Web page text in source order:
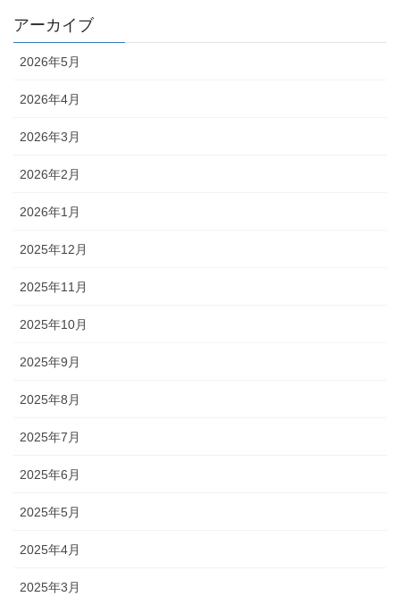
アーカイブ
2026年5月
2026年4月
2026年3月
2026年2月
2026年1月
2025年12月
2025年11月
2025年10月
2025年9月
2025年8月
2025年7月
2025年6月
2025年5月
2025年4月
2025年3月